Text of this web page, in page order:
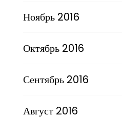
Ноябрь 2016
Октябрь 2016
Сентябрь 2016
Август 2016